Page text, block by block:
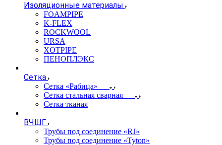
Изоляционные материалы
FOAMPIPE
K-FLEX
ROCKWOOL
URSA
XOTPIPE
ПЕНОПЛЭКС
Сетка
Сетка «Рабица»
Сетка стальная сварная
Сетка тканая
ВЧШГ
Трубы под соединение «RJ»
Трубы под соединение «Tyton»